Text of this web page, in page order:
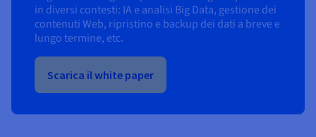
in diversi contesti: IA e analisi Big Data, gestione dei
contenuti Web, ripristino e backup dei dati a breve e
lungo termine, etc.
Scarica il white paper